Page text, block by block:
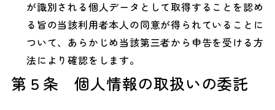
が識別される個人データとして取得することを認め
る旨の当該利用者本人の同意が得られていることに
ついて、あらかじめ当該第三者から申告を受ける方
法により確認をします。
第５条 個人情報の取扱いの委託